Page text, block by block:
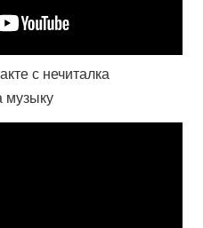
с нечиталка
музыку